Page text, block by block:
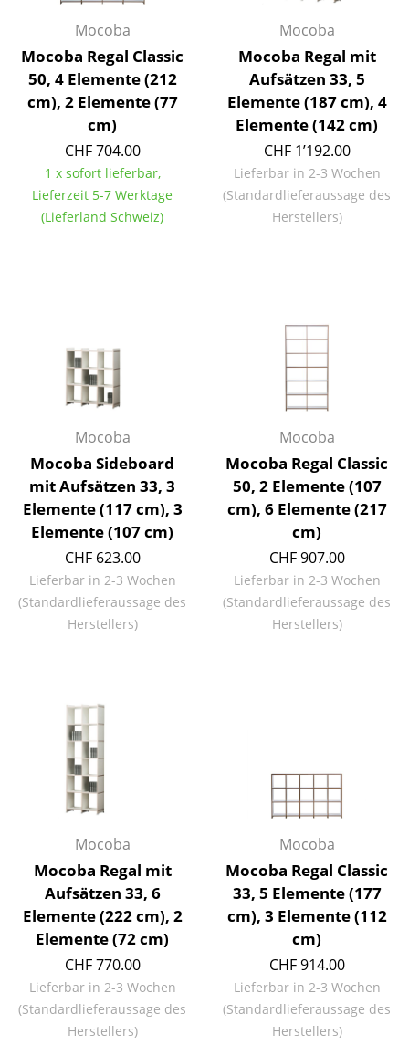
Wandregale
Sideboards & Kommoden
TV Möbel
Beistell- & Rollcontainer
Barmöbel
Garderoben
Hängeleuchten & Deckenleuchten
Tischleuchten
Schreibtischleuchten
Stehleuchten & Leseleuchten
Bodenleuchten
Wandleuchten
Outdoor-Leuchten
Betten
Doppelbetten
Einzelbetten
Stapelbetten
Kinderbetten
Nachttische & Bettzubehör
... alle Betten
Accessoires
Uhren
Mocoba
Mocoba Regal Classic
50, 4 Elemente (212
cm), 2 Elemente (77
cm)
CHF 704.00
1 x sofort lieferbar,
Lieferzeit 5-7 Werktage
(Lieferland Schweiz)
Mocoba
Mocoba Regal mit
Aufsätzen 33, 5
Elemente (187 cm), 4
Elemente (142 cm)
CHF 1’192.00
Lieferbar in 2-3 Wochen
(Standardlieferaussage des
Herstellers)
Mocoba
Mocoba Sideboard
mit Aufsätzen 33, 3
Elemente (117 cm), 3
Elemente (107 cm)
CHF 623.00
Lieferbar in 2-3 Wochen
(Standardlieferaussage des
Herstellers)
Mocoba
Mocoba Regal Classic
50, 2 Elemente (107
cm), 6 Elemente (217
cm)
CHF 907.00
Lieferbar in 2-3 Wochen
(Standardlieferaussage des
Herstellers)
Mocoba
Mocoba Regal mit
Aufsätzen 33, 6
Elemente (222 cm), 2
Elemente (72 cm)
CHF 770.00
Lieferbar in 2-3 Wochen
(Standardlieferaussage des
Herstellers)
Mocoba
Mocoba Regal Classic
33, 5 Elemente (177
cm), 3 Elemente (112
cm)
CHF 914.00
Lieferbar in 2-3 Wochen
(Standardlieferaussage des
Herstellers)